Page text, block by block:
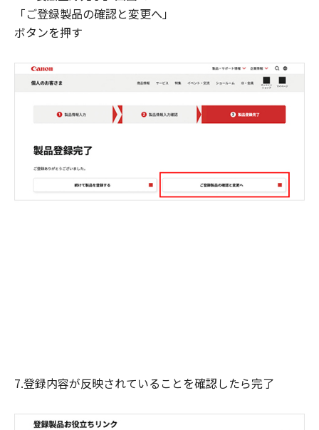
「ご登録製品の確認と変更へ」
ボタンを押す
7.登録内容が反映されていることを確認したら完了